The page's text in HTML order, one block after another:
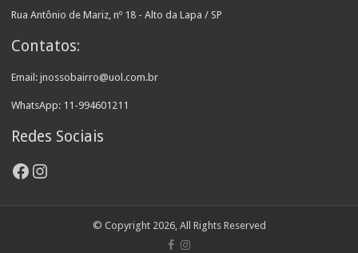
Rua Antônio de Mariz, nº 18 - Alto da Lapa / SP
Contatos:
Email: jnossobairro@uol.com.br
WhatsApp: 11-994601211
Redes Sociais
Facebook
Instagram
© Copyright 2026, All Rights Reserved